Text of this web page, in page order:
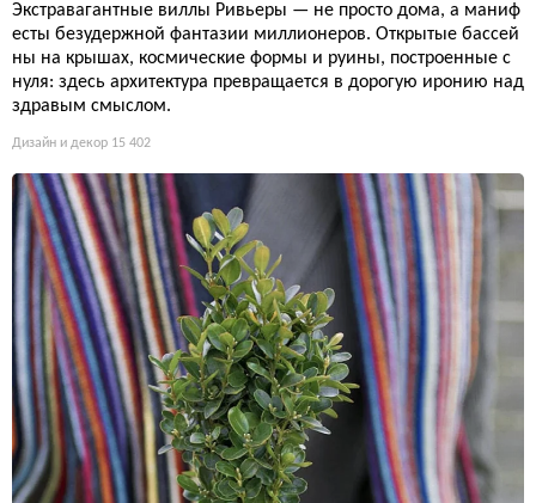
Экстравагантные виллы Ривьеры — не просто дома, а маниф
есты безудержной фантазии миллионеров. Открытые бассей
ны на крышах, космические формы и руины, построенные с
нуля: здесь архитектура превращается в дорогую иронию над
здравым смыслом.
Дизайн и декор 15 402